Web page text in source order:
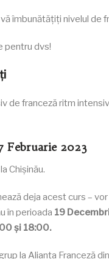
îmbunătățiți nivelul de
pentru dvs!
de franceză ritm
Februarie 2023
Chișinău.
deja acest curs –
în perioada 19
și 18:00.
la Alianța Franceză